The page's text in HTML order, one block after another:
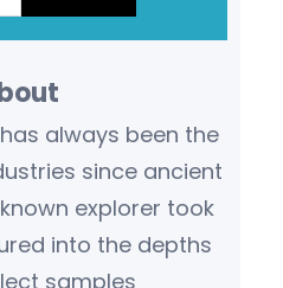
always been the
since ancient
explorer took
into the depths
samples